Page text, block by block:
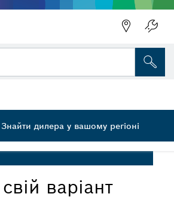
варіант
для загвинчування PRO
Знайти дилера у вашому регіоні